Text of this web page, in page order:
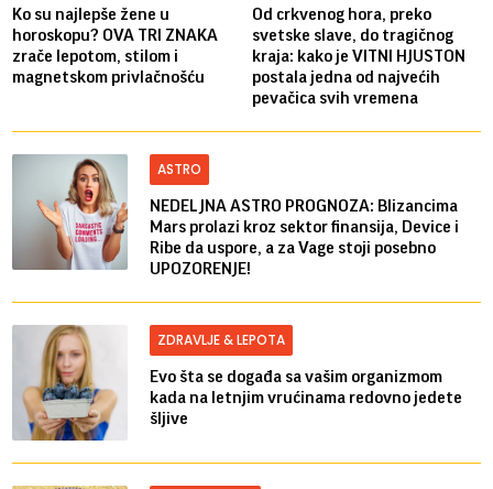
Ko su najlepše žene u
horoskopu? OVA TRI ZNAKA
zrače lepotom, stilom i
magnetskom privlačnošću
Od crkvenog hora, preko
svetske slave, do tragičnog
kraja: kako je VITNI HJUSTON
postala jedna od najvećih
pevačica svih vremena
ASTRO
NEDELJNA ASTRO PROGNOZA: Blizancima
Mars prolazi kroz sektor finansija, Device i
Ribe da uspore, a za Vage stoji posebno
UPOZORENJE!
ZDRAVLJE & LEPOTA
Evo šta se događa sa vašim organizmom
kada na letnjim vrućinama redovno jedete
šljive